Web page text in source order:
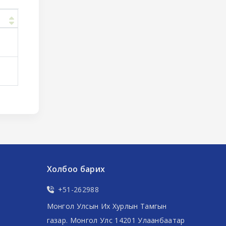
Холбоо барих
+51-262988
Монгол Улсын Их Хурлын Тамгын
газар. Монгол Улс 14201 Улаанбаатар